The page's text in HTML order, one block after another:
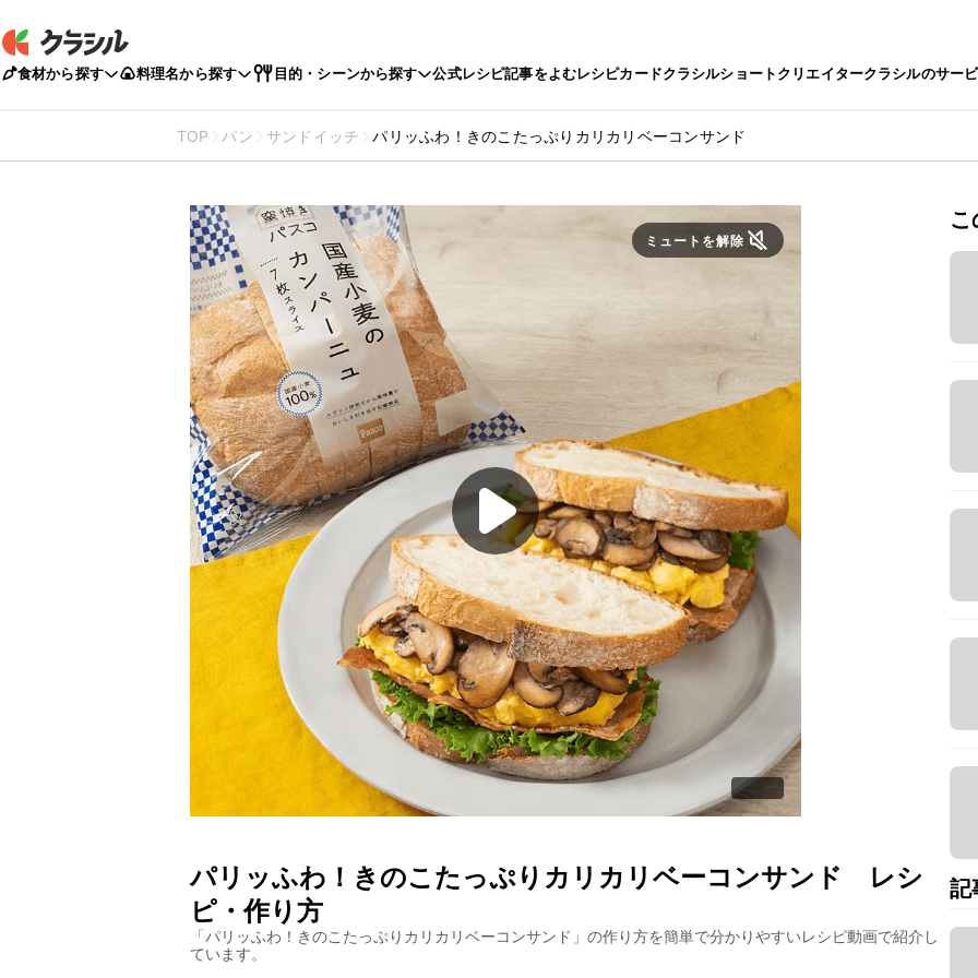
食材から探す 料理名から探す 目的・シーンから探す 公式レシピ記事をよむレシピカードクラシルショートクリエイタークラシルのサー
TOP パン サンドイッチ パリッふわ！きのこたっぷりカリカリベーコンサンド
ミュートを解除
パリッふわ！きのこたっぷりカリカリベーコンサンド
レシ
ピ・作り方
「パリッふわ！きのこたっぷりカリカリベーコンサンド 」の作り方を簡単で分かりやすいレシピ動画で紹介し
ています。
記